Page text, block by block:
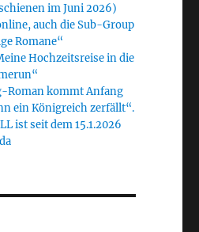
im Juni 2026)
auch die Sub-Group
Romane“
Hochzeitsreise in die
Roman kommt Anfang
ein Königreich zerfällt“.
ist seit dem 15.1.2026